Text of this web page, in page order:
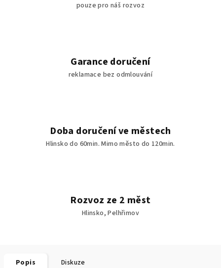
pouze pro náš rozvoz
Garance doručení
reklamace bez odmlouvání
Doba doručení ve městech
Hlinsko do 60min. Mimo město do 120min.
Rozvoz ze 2 měst
Hlinsko, Pelhřimov
Popis Diskuze